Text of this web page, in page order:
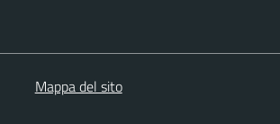
Mappa del sito